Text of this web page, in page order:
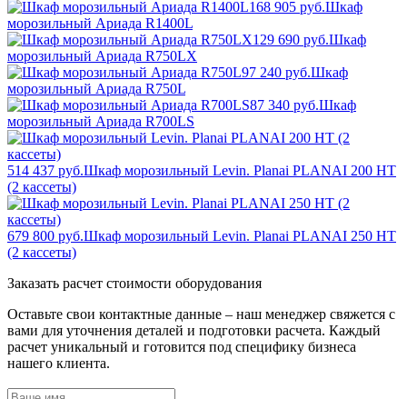
168 905 руб.Шкаф
морозильный Ариада R1400L
129 690 руб.Шкаф
морозильный Ариада R750LX
97 240 руб.Шкаф
морозильный Ариада R750L
87 340 руб.Шкаф
морозильный Ариада R700LS
514 437 руб.Шкаф морозильный Levin. Planai PLANAI 200 НТ
(2 кассеты)
679 800 руб.Шкаф морозильный Levin. Planai PLANAI 250 НТ
(2 кассеты)
Заказать расчет стоимости оборудования
Оставьте свои контактные данные – наш менеджер свяжется с
вами для уточнения деталей и подготовки расчета. Каждый
расчет уникальный и готовится под специфику бизнеса
нашего клиента.